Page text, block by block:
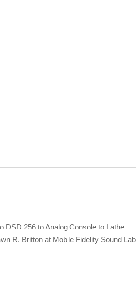
DSD 256 to Analog Console to Lathe
R. Britton at Mobile Fidelity Sound Lab